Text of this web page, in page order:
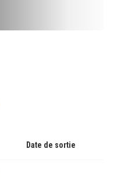
Date de sortie